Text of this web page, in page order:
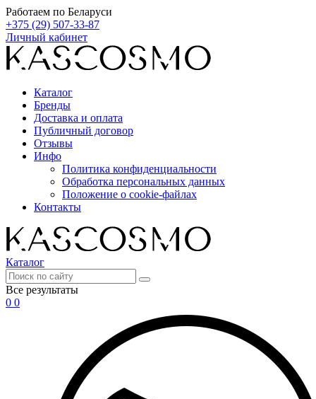
Работаем по Беларуси
+375 (29) 507-33-87
Личный кабинет
Каталог
Бренды
Доставка и оплата
Публичный договор
Отзывы
Инфо
Политика конфиденциальности
Обработка персональных данных
Положение о cookie-файлах
Контакты
Каталог
Все результаты
0 0